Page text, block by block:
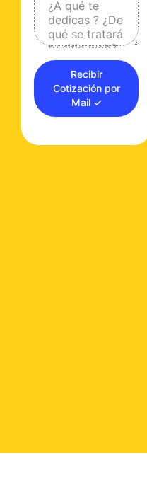
¿A qué te
dedicas ? ¿De
qué se tratará
tu sitio web?
Recibir
Cotización por
Mail ✓